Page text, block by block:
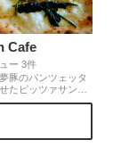
Cafe
ー 3件
豚のパンツェッタ
たピッツァサンリ
、伊吹いりこと三
元食材を利用して